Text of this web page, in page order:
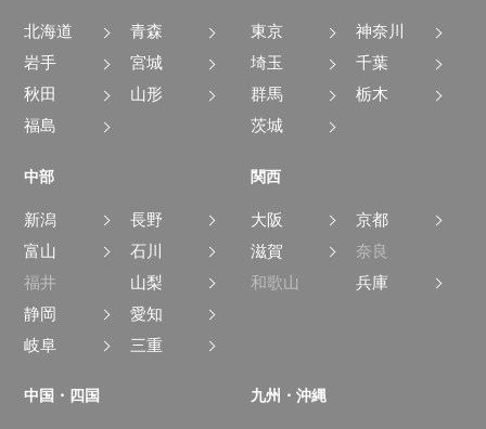
北海道
青森
岩手
宮城
秋田
山形
福島
東京
神奈川
埼玉
千葉
群馬
栃木
茨城
中部
新潟
長野
富山
石川
福井
山梨
静岡
愛知
岐阜
三重
関西
大阪
京都
滋賀
奈良
和歌山
兵庫
中国・四国 九州・沖縄